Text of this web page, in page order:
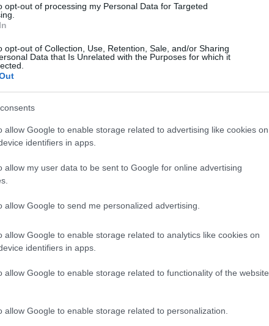
opt-out of processing my Personal Data for Targeted
opt-out of Collection, Use, Retention, Sale, and/or Sharing
Data that Is Unrelated with the Purposes for which it
allow Google to enable storage related to advertising like cookies on
identifiers in apps.
allow my user data to be sent to Google for online advertising
allow Google to send me personalized advertising.
allow Google to enable storage related to analytics like cookies on
identifiers in apps.
allow Google to enable storage related to functionality of the website
allow Google to enable storage related to personalization.
italiane
le aziende italiane sono significative. Le
possono arrivare fino al 4% del fatturato
non conformi. Questo rappresenta una